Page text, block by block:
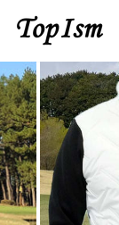
ン
ツ
に
ス
キ
ッ
プ
す
る